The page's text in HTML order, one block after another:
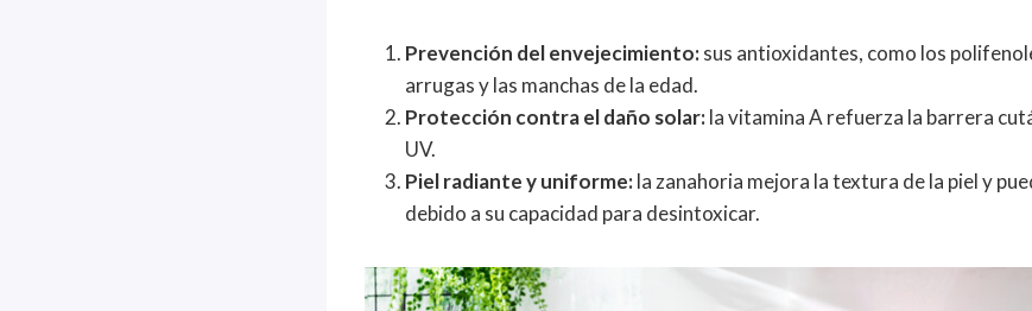
Prevención del envejecimiento:sus antioxidantes, como los
arrugas y las manchas de la edad.
Protección contra el daño solar:la vitamina A refuerza la barrera
UV.
Piel radiante y uniforme:la zanahoria mejora la textura de la piel y
debido a su capacidad para desintoxicar.